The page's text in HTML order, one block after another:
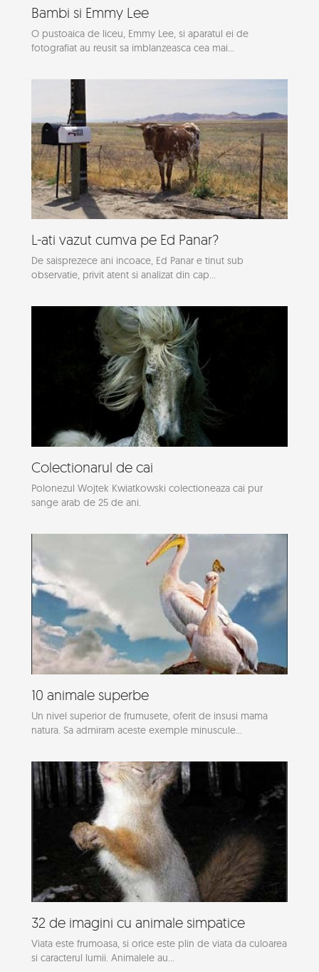
Bambi si Emmy Lee
O pustoaica de liceu, Emmy Lee, si aparatul ei de
fotografiat au reusit sa imblanzeasca cea mai...
L-ati vazut cumva pe Ed Panar?
De saisprezece ani incoace, Ed Panar e tinut sub
observatie, privit atent si analizat din cap...
Colectionarul de cai
Polonezul Wojtek Kwiatkowski colectioneaza cai pur
sange arab de 25 de ani.
10 animale superbe
Un nivel superior de frumusete, oferit de insusi mama
natura. Sa admiram aceste exemple minuscule...
32 de imagini cu animale simpatice
Viata este frumoasa, si orice este plin de viata da culoarea
si caracterul lumii. Animalele au...